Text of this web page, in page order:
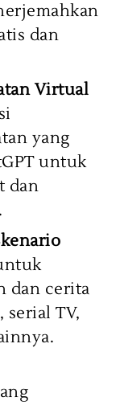
dan
Virtual
yang
untuk
dan
dan cerita
TV,